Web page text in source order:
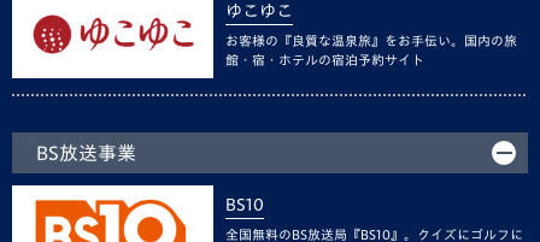
ゆこゆこ
お客様の『良質な温泉旅』をお手伝い。国内の旅
館・宿・ホテルの宿泊予約サイト
BS放送事業
BS10
全国無料のBS放送局『BS10』。クイズにゴルフに